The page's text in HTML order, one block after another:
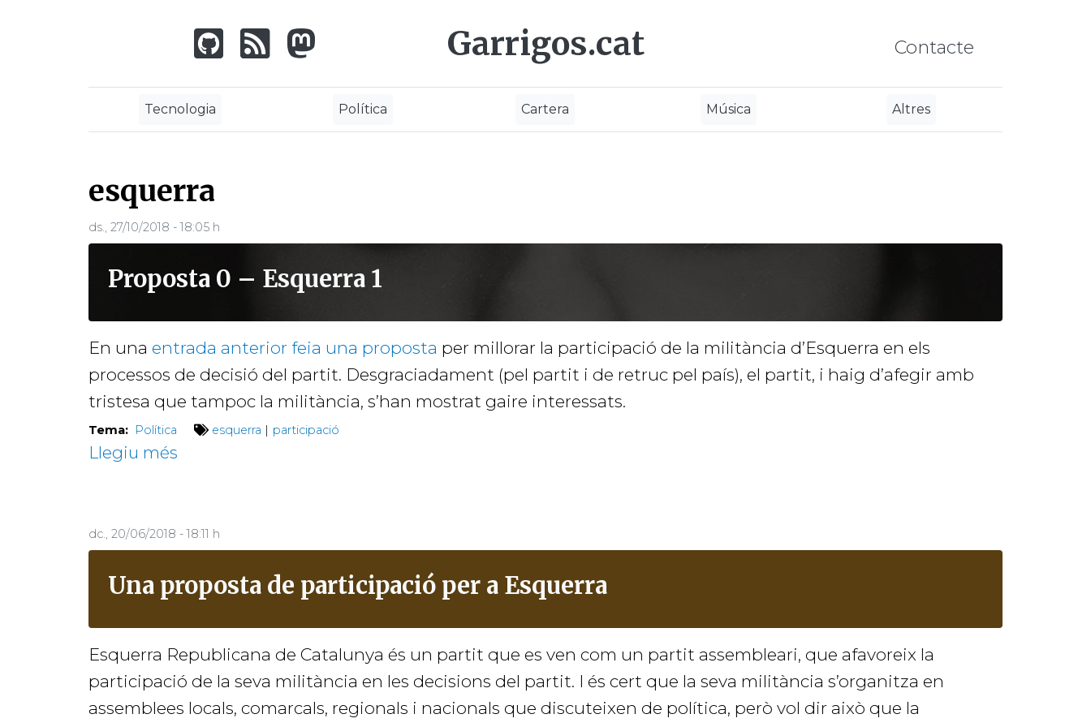
Garrigos.cat Contacte
Tecnologia Política Cartera Música Altres
esquerra
ds., 27/10/2018 - 18:05 h
Proposta 0 – Esquerra 1
En una entrada anterior feia una proposta per millorar la participació de la militància d’Esquerra en els
processos de decisió del partit. Desgraciadament (pel partit i de retruc pel país), el partit, i haig d’afegir amb
tristesa que tampoc la militància, s’han mostrat gaire interessats.
Tema: Política esquerra | participació
Llegiu més
–
Esquerra
1
dc., 20/06/2018 - 18:11 h
Una proposta de participació per a Esquerra
Esquerra Republicana de Catalunya és un partit que es ven com un partit assembleari, que afavoreix la
participació de la seva militància en les decisions del partit. I és cert que la seva militància s’organitza en
assemblees locals, comarcals, regionals i nacionals que discuteixen de política, però vol dir això que la